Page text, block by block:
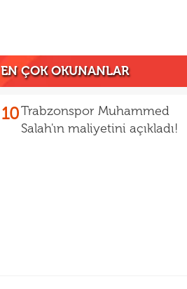
EN ÇOK OKUNANLAR
10Trabzonspor Muhammed
Salah'ın maliyetini açıkladı!